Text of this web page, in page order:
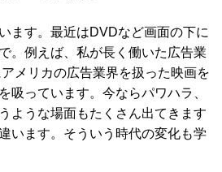
ます。最近はDVDなど画面の下に
。例えば、私が長く働いた広告業
メリカの広告業界を扱った映画を
吸っています。今ならパワハラ、
ような場面もたくさん出てきます
います。そういう時代の変化も学